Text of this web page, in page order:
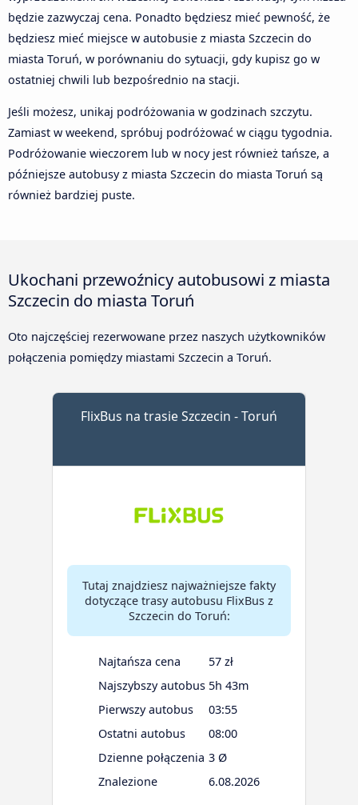
będzie zazwyczaj cena. Ponadto będziesz mieć pewność, że
będziesz mieć miejsce w autobusie z miasta Szczecin do
miasta Toruń, w porównaniu do sytuacji, gdy kupisz go w
ostatniej chwili lub bezpośrednio na stacji.
Jeśli możesz, unikaj podróżowania w godzinach szczytu.
Zamiast w weekend, spróbuj podróżować w ciągu tygodnia.
Podróżowanie wieczorem lub w nocy jest również tańsze, a
późniejsze autobusy z miasta Szczecin do miasta Toruń są
również bardziej puste.
Ukochani przewoźnicy autobusowi z miasta
Szczecin do miasta Toruń
Oto najczęściej rezerwowane przez naszych użytkowników
połączenia pomiędzy miastami Szczecin a Toruń.
FlixBus na trasie Szczecin - Toruń
Tutaj znajdziesz najważniejsze fakty
dotyczące trasy autobusu FlixBus z
Szczecin do Toruń:
Najtańsza cena
57 zł
Najszybszy autobus 5h 43m
Pierwszy autobus
03:55
Ostatni autobus
08:00
Dzienne połączenia 3 Ø
Znalezione
6.08.2026